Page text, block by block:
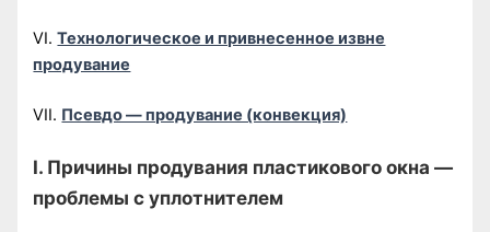
VI.Технологическое и привнесенное извне
продувание
VII. Псевдо — продувание (конвекция)
I. Причины продувания пластикового окна —
проблемы с уплотнителем